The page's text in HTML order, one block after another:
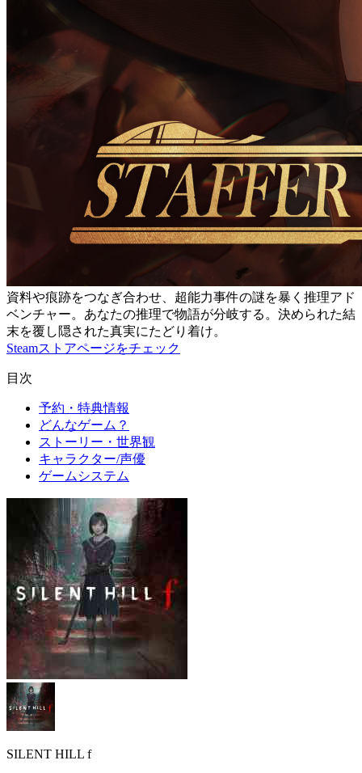
資料や痕跡をつなぎ合わせ、超能力事件の謎を暴く推理アド
ベンチャー。あなたの推理で物語が分岐する。決められた結
末を覆し隠された真実にたどり着け。
Steamストアページをチェック
目次
予約・特典情報
どんなゲーム？
ストーリー・世界観
キャラクター/声優
ゲームシステム
SILENT HILL f